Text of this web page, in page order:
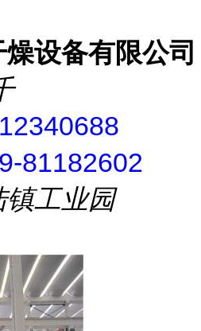
设备有限公司
81182602
镇工业园